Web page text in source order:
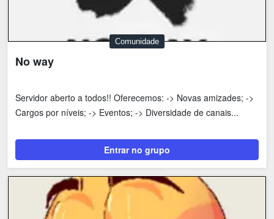
Comunidade
No way
Servidor aberto a todos!! Oferecemos: -> Novas amizades; ->
Cargos por níveis; -> Eventos; -> Diversidade de canais...
Entrar no grupo